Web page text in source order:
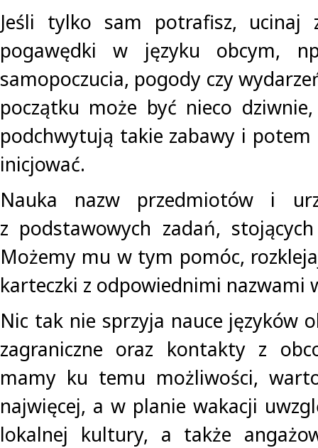
Jeśli tylko sam potrafisz, ucinaj
pogawędki w języku obcym,
samopoczucia, pogody czy
początku może być nieco
podchwytują takie zabawy i potem
inicjować.
Nauka nazw przedmiotów i
z podstawowych zadań,
Możemy mu w tym pomóc,
karteczki z odpowiednimi nazwami
Nic tak nie sprzyja nauce języków
zagraniczne oraz kontakty z
mamy ku temu możliwości,
najwięcej, a w planie wakacji
lokalnej kultury, a także